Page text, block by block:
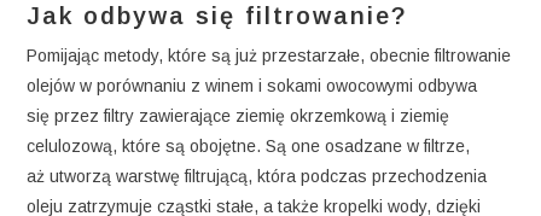
Jak odbywa się filtrowanie?
Pomijając metody, które są już przestarzałe, obecnie filtrowanie
olejów w porównaniu z winem i sokami owocowymi odbywa
się przez filtry zawierające ziemię okrzemkową i ziemię
celulozową, które są obojętne. Są one osadzane w filtrze,
aż utworzą warstwę filtrującą, która podczas przechodzenia
oleju zatrzymuje cząstki stałe, a także kropelki wody, dzięki